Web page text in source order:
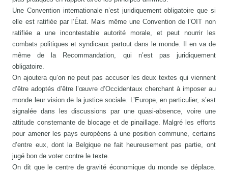
Une Convention internationale n’est juridiquement obligatoire que si
elle est ratifiée par l’État. Mais même une Convention de l’OIT non
ratifiée a une incontestable autorité morale, et peut nourrir les
combats politiques et syndicaux partout dans le monde. Il en va de
même de la Recommandation, qui n’est pas juridiquement
obligatoire.
On ajoutera qu’on ne peut pas accuser les deux textes qui viennent
d’être adoptés d’être l’œuvre d’Occidentaux cherchant à imposer au
monde leur vision de la justice sociale. L’Europe, en particulier, s’est
signalée dans les discussions par une quasi-absence, voire une
attitude consternante de blocage et de pinaillage. Malgré les efforts
pour amener les pays européens à une position commune, certains
d’entre eux, dont la Belgique ne fait heureusement pas partie, ont
jugé bon de voter contre le texte.
On dit que le centre de gravité économique du monde se déplace.